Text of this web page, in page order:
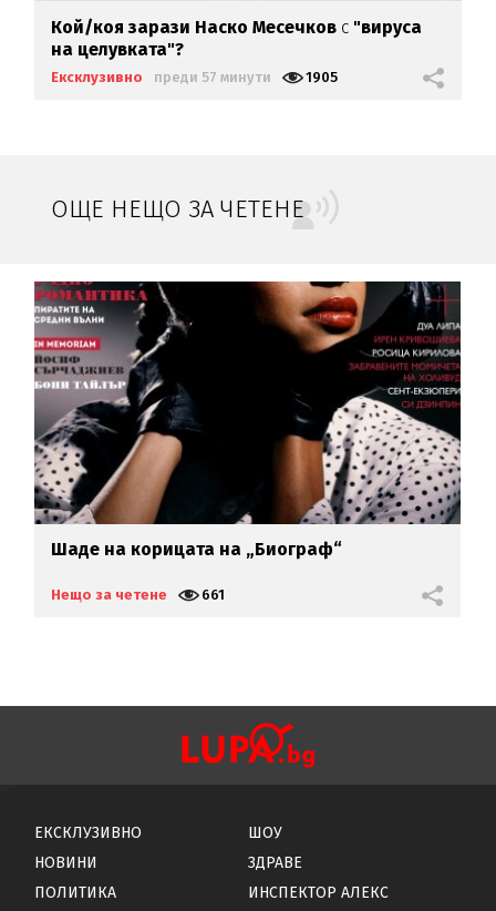
Кой/коя зарази Наско Месечков с "вируса
на целувката"?
Ексклузивно преди 57 минути 1905
ОЩЕ НЕЩО ЗА ЧЕТЕНЕ
Шаде на корицата на „Биограф“
Нещо за четене 661
ЕКСКЛУЗИВНО
НОВИНИ
ПОЛИТИКА
ШОУ
ЗДРАВЕ
ИНСПЕКТОР АЛЕКС